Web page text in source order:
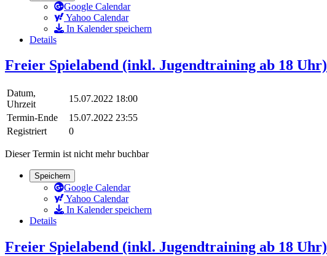
Google Calendar
Yahoo Calendar
In Kalender speichern
Details
Freier Spielabend (inkl. Jugendtraining ab 18 Uhr)
Datum,
Uhrzeit
15.07.2022 18:00
Termin-Ende
15.07.2022 23:55
Registriert
0
Dieser Termin ist nicht mehr buchbar
Speichern
Google Calendar
Yahoo Calendar
In Kalender speichern
Details
Freier Spielabend (inkl. Jugendtraining ab 18 Uhr)